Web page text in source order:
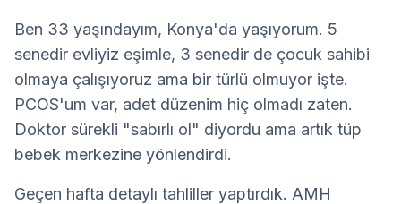
Ben 33 yaşındayım, Konya'da yaşıyorum. 5
senedir evliyiz eşimle, 3 senedir de çocuk sahibi
olmaya çalışıyoruz ama bir türlü olmuyor işte.
PCOS'um var, adet düzenim hiç olmadı zaten.
Doktor sürekli "sabırlı ol" diyordu ama artık tüp
bebek merkezine yönlendirdi.
Geçen hafta detaylı tahliller yaptırdık. AMH